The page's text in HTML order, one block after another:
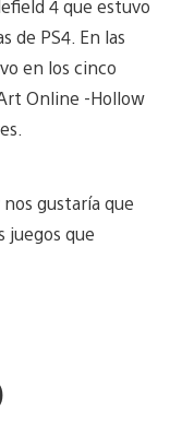
4 que estuvo
de PS4. En las
en los cinco
Online -Hollow
gustaría que
juegos que